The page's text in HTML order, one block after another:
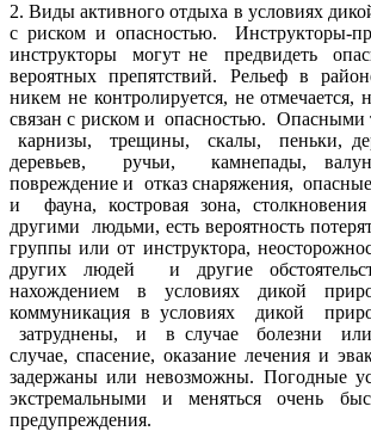
2.Виды активного отдыха в условиях
с риском и опасностью. Инструкторы-
инструкторы могут не предвидеть
вероятных препятствий. Рельеф в
никем не контролируется, не отмечается,
связан с риском и опасностью.
карнизы, трещины, скалы, пеньки,
деревьев, ручьи, камнепады,
повреждение и отказ снаряжения,
и фауна, костровая зона,
другими людьми, есть вероятность
группы или от инструктора,
других людей и другие
нахождением в условиях дикой
коммуникация в условиях дикой
затруднены, и в случае болезни
случае, спасение, оказание лечения и
задержаны или невозможны. Погодные
экстремальными и меняться очень
предупреждения.